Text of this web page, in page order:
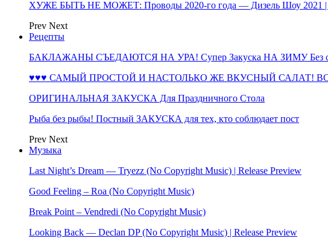
ХУЖЕ БЫТЬ НЕ МОЖЕТ: Проводы 2020-го года — Дизель Шоу
Prev Next
Рецепты
БАКЛАЖАНЫ СЪЕДАЮТСЯ НА УРА! Супер Закуска НА ЗИМУ Без
♥♥♥ САМЫЙ ПРОСТОЙ И НАСТОЛЬКО ЖЕ ВКУСНЫЙ САЛАТ!
ОРИГИНАЛЬНАЯ ЗАКУСКА Для Праздничного Стола
Рыба без рыбы! Постный ЗАКУСКА для тех, кто соблюдает пост
Prev Next
Музыка
Last Night’s Dream — Tryezz (No Copyright Music) | Release Preview
Good Feeling – Roa (No Copyright Music)
Break Point – Vendredi (No Copyright Music)
Looking Back — Declan DP (No Copyright Music) | Release Preview